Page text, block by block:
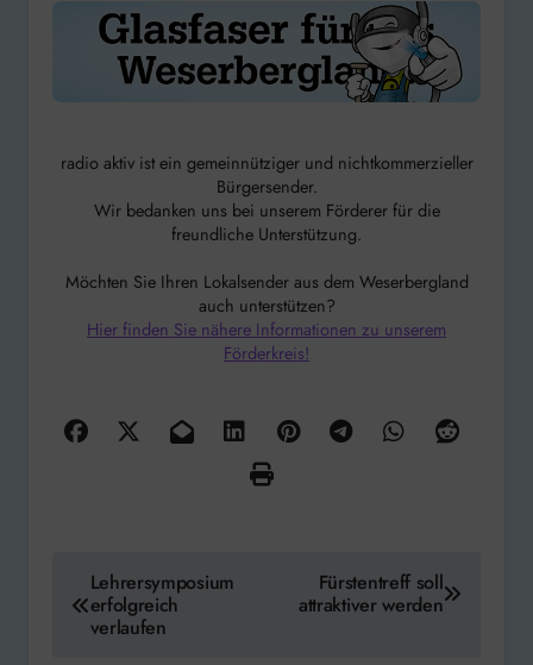
radio aktiv ist ein gemeinnütziger und nichtkommerzieller
Bürgersender.
Wir bedanken uns bei unserem Förderer für die
freundliche Unterstützung.
Möchten Sie Ihren Lokalsender aus dem Weserbergland
auch unterstützen?
Hier finden Sie nähere Informationen zu unserem
Förderkreis!
Beitragsnavigation
Lehrersymposium
erfolgreich
verlaufen
Fürstentreff soll
attraktiver werden